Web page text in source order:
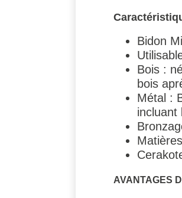
Bidon
Bois :
bois
Métal :
incluant
AVANTAGES